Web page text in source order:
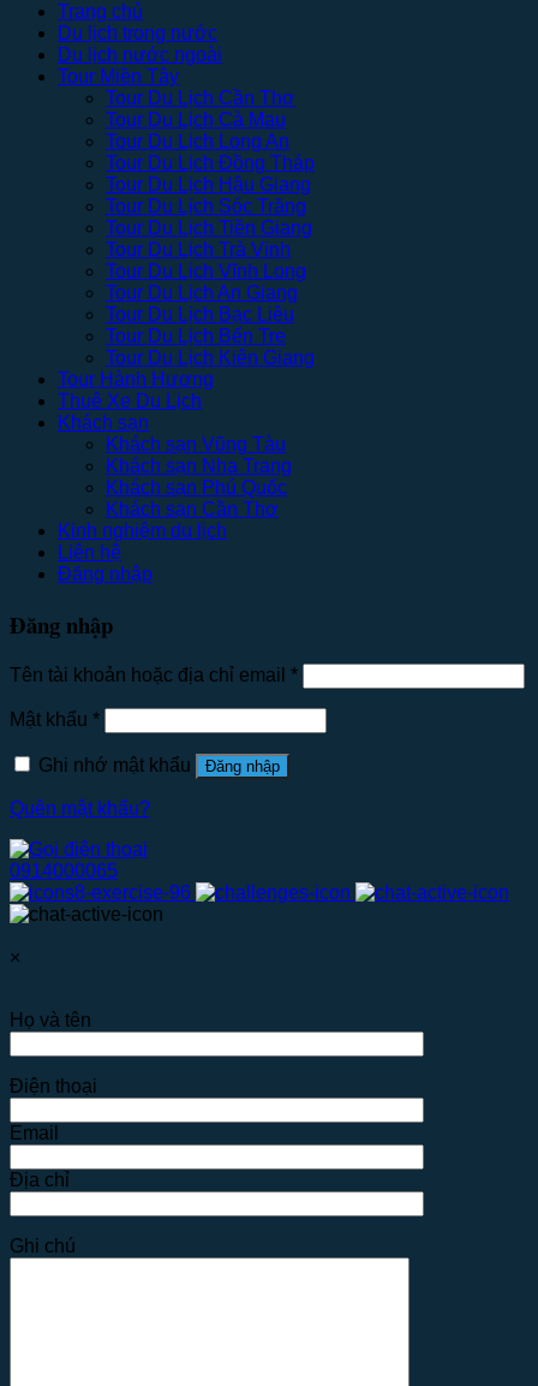
Trang chủ
Du lịch trong nước
Du lịch nước ngoài
Tour Miền Tây
Tour Du Lịch Cần Thơ
Tour Du Lịch Cà Mau
Tour Du Lịch Long An
Tour Du Lịch Đồng Tháp
Tour Du Lịch Hậu Giang
Tour Du Lịch Sóc Trăng
Tour Du Lịch Tiền Giang
Tour Du Lịch Trà Vinh
Tour Du Lịch Vĩnh Long
Tour Du Lịch An Giang
Tour Du Lịch Bạc Liêu
Tour Du Lịch Bến Tre
Tour Du Lịch Kiên Giang
Tour Hành Hương
Thuê Xe Du Lịch
Khách sạn
Khách sạn Vũng Tàu
Khách sạn Nha Trang
Khách sạn Phú Quốc
Khách sạn Cần Thơ
Kinh nghiệm du lịch
Liên hệ
Đăng nhập
Đăng nhập
Tên tài khoản hoặc địa chỉ email *
Mật khẩu *
Ghi nhớ mật khẩu Đăng nhập
Quên mật khẩu?
0914000065
×
Họ và tên
Điện thoại
Email
Địa chỉ
Ghi chú